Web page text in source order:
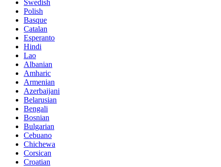
Swedish
Polish
Basque
Catalan
Esperanto
Hindi
Lao
Albanian
Amharic
Armenian
Azerbaijani
Belarusian
Bengali
Bosnian
Bulgarian
Cebuano
Chichewa
Corsican
Croatian